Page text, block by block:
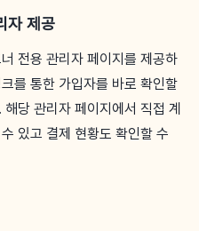
자 제공
전용 관리자 페이지를 제공하
를 통한 가입자를 바로 확인할
당 관리자 페이지에서 직접 계
있고 결제 현황도 확인할 수